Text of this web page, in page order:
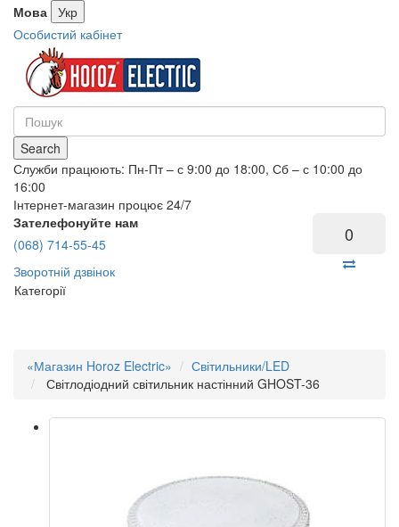
Мова Укр
Особистий кабінет
Search
Служби працюють: Пн-Пт – с 9:00 до 18:00, Сб – с 10:00 до
16:00
Інтернет-магазин процює 24/7
Зателефонуйте нам
(068) 714-55-45
Зворотній дзвінок
0
Категорії
«Магазин Horoz Electric»
Світильники/LED
Світлодіодний світильник настінний GHOST-36